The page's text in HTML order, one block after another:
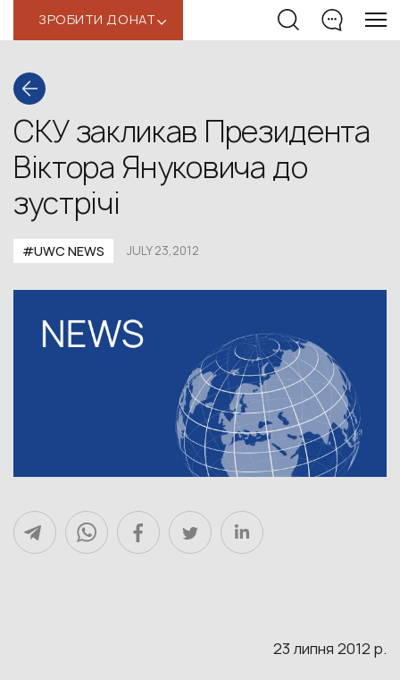
ЗРОБИТИ ДОНАТ‹
СКУ закликав Президента
Віктора Януковича до
зустрічі
#UWC NEWS JULY 23,2012
23 липня 2012 р.